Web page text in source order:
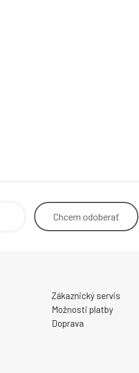
Chcem odoberať
Zákaznický servis
Možnosti platby
Doprava